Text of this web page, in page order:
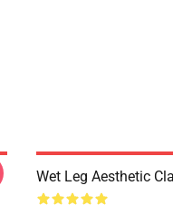
Wet Leg Aesthetic